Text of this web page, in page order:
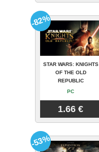
STAR WARS: KNIGHTS
OF THE OLD
REPUBLIC
PC
1.66 €
-82%
-53%